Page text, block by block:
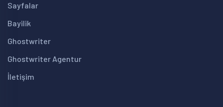
Sayfalar
Bayilik
Ghostwriter
Ghostwriter Agentur
İletişim